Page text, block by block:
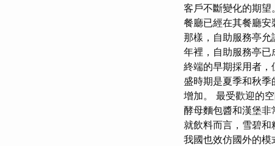
客戶不斷變化的期
餐廳已經在其餐廳
那樣，自助服務亭
年裡，自助服務亭
終端的早期採用者
盛時期是夏季和秋
增加。 最受歡迎的
酵母麵包醬和漢堡非
就飲料而言，雪碧
我國也效仿國外的